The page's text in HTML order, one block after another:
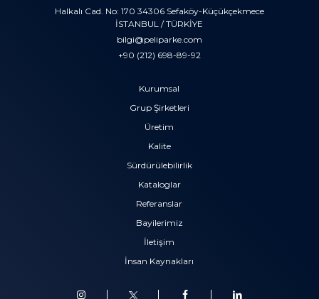
Halkalı Cad. No: 170 34306 Sefaköy-Küçükçekmece
İSTANBUL / TÜRKİYE
bilgi@peliparke.com
+90 (212) 698-89-92
Kurumsal
Grup Şirketleri
Üretim
Kalite
Sürdürülebilirlik
Kataloglar
Referanslar
Bayilerimiz
İletişim
İnsan Kaynakları